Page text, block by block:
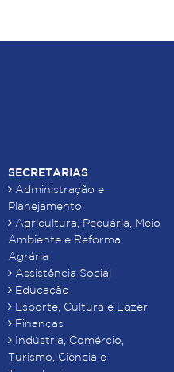
SECRETARIAS
Administração e
Planejamento
Agricultura, Pecuária, Meio
Ambiente e Reforma
Agrária
Assistência Social
Educação
Esporte, Cultura e Lazer
Finanças
Indústria, Comércio,
Turismo, Ciência e